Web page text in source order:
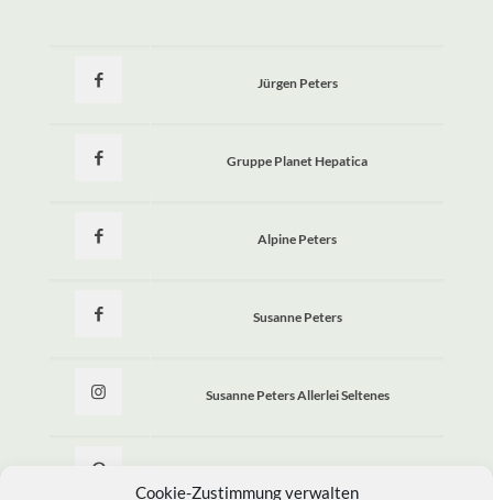
Cookie-Zustimmung verwalten
Jürgen Peters
Gruppe Planet Hepatica
Alpine Peters
Susanne Peters
Susanne Peters Allerlei Seltenes